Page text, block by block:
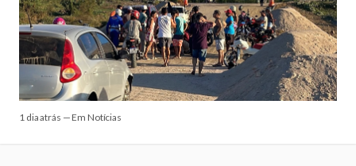
1 dia atrás — Em Notícias